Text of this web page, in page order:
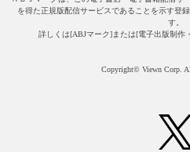
を得た正規版配信サービスであることを示す登
す。
詳しくは[ABJマーク]または[電子出版制作
Copyright© Viewn Corp.